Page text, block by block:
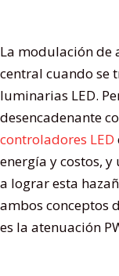
La modulación de
central cuando se
luminarias LED.
desencadenante
controladores LED
energía y costos,
a lograr esta
ambos conceptos
es la atenuación